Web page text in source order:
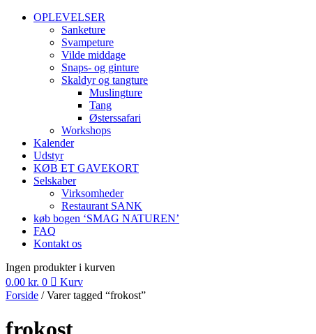
OPLEVELSER
Sanketure
Svampeture
Vilde middage
Snaps- og ginture
Skaldyr og tangture
Muslingture
Tang
Østerssafari
Workshops
Kalender
Udstyr
KØB ET GAVEKORT
Selskaber
Virksomheder
Restaurant SANK
køb bogen ‘SMAG NATUREN’
FAQ
Kontakt os
Ingen produkter i kurven
0.00 kr. 0
Kurv
Forside / Varer tagged “frokost”